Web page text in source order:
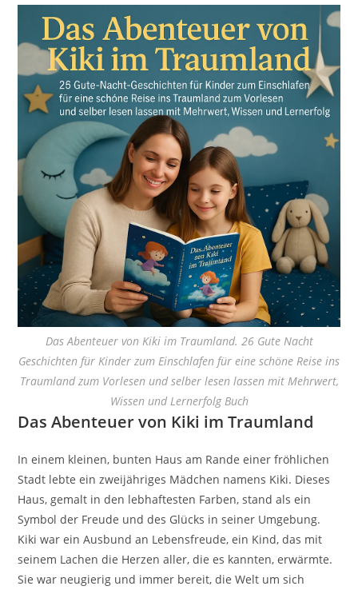
Das Abenteuer von Kiki im Traumland. 26 Gute Nacht
Geschichten für Kinder zum Einschlafen für eine schöne Reise ins
Traumland zum Vorlesen und selber lesen lassen mit Mehrwert,
Wissen und Lernerfolg Buch
Das Abenteuer von Kiki im Traumland
In einem kleinen, bunten Haus am Rande einer fröhlichen
Stadt lebte ein zweijähriges Mädchen namens Kiki. Dieses
Haus, gemalt in den lebhaftesten Farben, stand als ein
Symbol der Freude und des Glücks in seiner Umgebung.
Kiki war ein Ausbund an Lebensfreude, ein Kind, das mit
seinem Lachen die Herzen aller, die es kannten, erwärmte.
Sie war neugierig und immer bereit, die Welt um sich